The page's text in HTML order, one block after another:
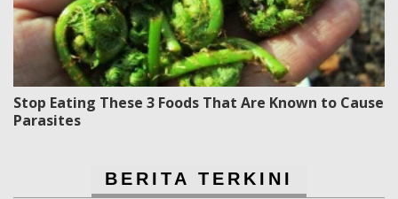
Stop Eating These 3 Foods That Are Known to Cause
Parasites
BERITA TERKINI